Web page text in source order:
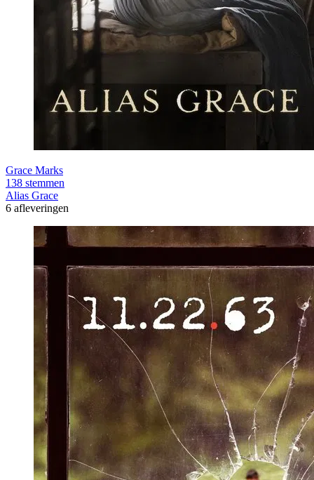
Grace Marks
138 stemmen
Alias Grace
6 afleveringen